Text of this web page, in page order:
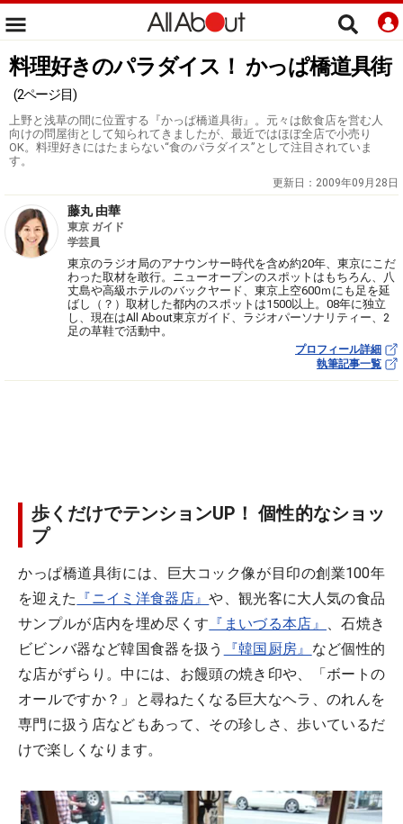
料理好きのパラダイス！ かっぱ橋道具街
(2ページ目)
上野と浅草の間に位置する『かっぱ橋道具街』。元々は飲食店を営む人
向けの問屋街として知られてきましたが、最近ではほぼ全店で小売り
OK。料理好きにはたまらない“食のパラダイス”として注目されていま
す。
更新日： 2009年09月28日
藤丸 由華
東京 ガイド
学芸員
東京のラジオ局のアナウンサー時代を含め約20年、東京にこだ
わった取材を敢行。ニューオープンのスポットはもちろん、八
丈島や高級ホテルのバックヤード、東京上空600ｍにも足を延
ばし（？）取材した都内のスポットは1500以上。08年に独立
し、現在はAll About東京ガイド、ラジオパーソナリティー、2
足の草鞋で活動中。
プロフィール詳細
執筆記事一覧
歩くだけでテンションUP！ 個性的なショッ
プ
かっぱ橋道具街には、巨大コック像が目印の創業100年
を迎えた 『ニイミ洋食器店』や、観光客に大人気の食品
サンプルが店内を埋め尽くす 『まいづる本店』 、石焼き
ビビンバ器など韓国食器を扱う
『韓国厨房』 など個性的
な店がずらり。中には、お饅頭の焼き印や、「ボートの
オールですか？」と尋ねたくなる巨大なヘラ、のれんを
専門に扱う店などもあって、その珍しさ、歩いているだ
けで楽しくなります。